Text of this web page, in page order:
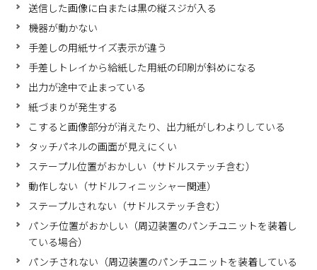
送信した画像に白または黒の縦スジが入る
機器が動かない
手差しの用紙サイズ表示が違う
手差しトレイから給紙した用紙の印刷が斜めになる
出力が途中で止まっている
紙づまりが発生する
こすると画像部分が消えたり、出力紙がしわよりしている
タッチパネルの画面が見えにくい
ステープル位置がおかしい（サドルステッチ含む）
動作しない（サドルフィニッシャー関連）
ステープルされない（サドルステッチ含む）
パンチ位置がおかしい（周辺装置のパンチユニットを装着し
ている場合）
パンチされない（周辺装置のパンチユニットを装着している